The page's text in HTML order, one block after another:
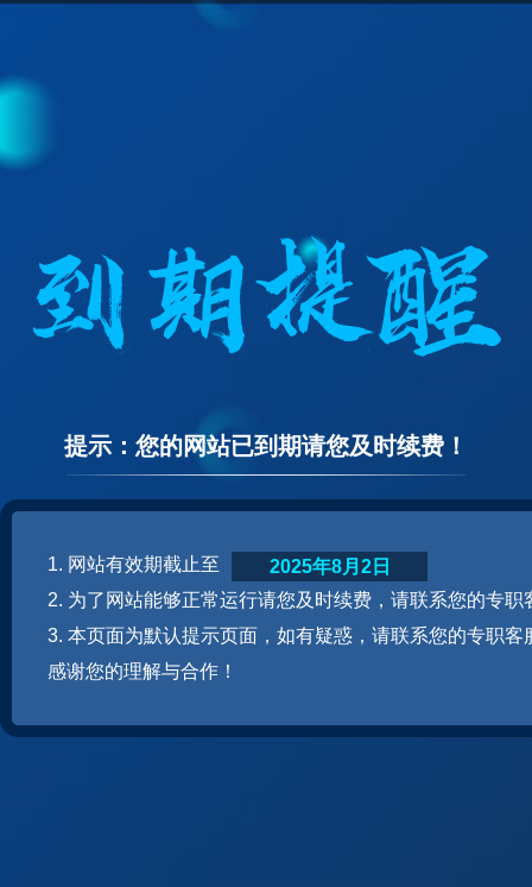
提示：您的网站已到期请您及时续费！
1. 网站有效期截止至
2. 为了网站能够正常运行请您及时续费，请联系您的专职
3. 本页面为默认提示页面，如有疑惑，请联系您的专职客
感谢您的理解与合作！
2025年8月2日